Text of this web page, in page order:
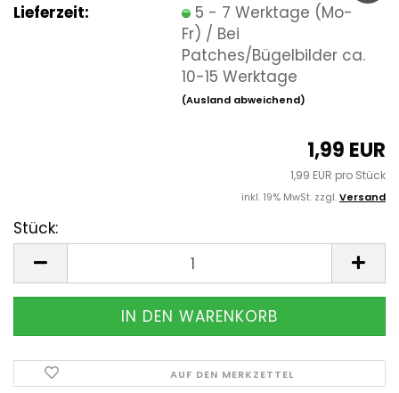
Lieferzeit:
5 - 7 Werktage (Mo-
Fr) / Bei
Patches/Bügelbilder ca.
10-15 Werktage
(Ausland abweichend)
1,99 EUR
1,99 EUR pro Stück
inkl. 19% MwSt. zzgl.Versand
Stück:
AUF DEN MERKZETTEL